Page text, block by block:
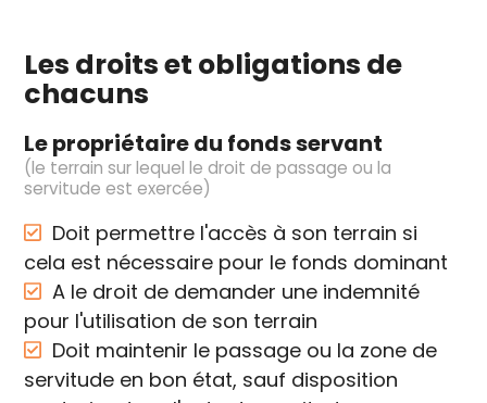
Les droits et obligations de
chacuns
Le propriétaire du fonds servant
(le terrain sur lequel le droit de passage ou la
servitude est exercée)
Doit permettre l'accès à son terrain si
cela est nécessaire pour le fonds dominant
A le droit de demander une indemnité
pour l'utilisation de son terrain
Doit maintenir le passage ou la zone de
servitude en bon état, sauf disposition